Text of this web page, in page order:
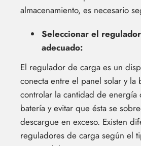
almacenamiento, es necesario
Seleccionar el
adecuado:
El regulador de carga es un
conecta entre el panel solar y la
controlar la cantidad de energía
batería y evitar que ésta se
descargue en exceso. Existen
reguladores de carga según el